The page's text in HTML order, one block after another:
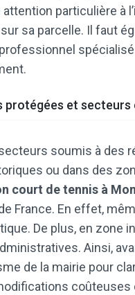
particulière à
sur sa parcelle. Il faut
protégées et secteurs
soumis à des
ou dans des
court de tennis à
France. En effet,
De plus, en zone
Ainsi,
de la mairie pour